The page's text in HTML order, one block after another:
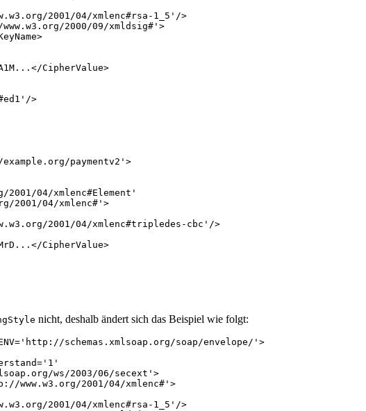
2001/04/xmlenc#rsa-1_5'/>
2000/09/xmldsig#'>
CipherValue>
>
paymentv2'>
2001/04/xmlenc#Element'
2001/04/xmlenc#'>
2001/04/xmlenc#tripledes-cbc'/>
CipherValue>
nicht, deshalb ändert sich das Beispiel wie folgt:
ENV='http://schemas.xmlsoap.org/soap/envelope/'>
ws/2003/06/secext'>
www.w3.org/2001/04/xmlenc#'>
2001/04/xmlenc#rsa-1_5'/>